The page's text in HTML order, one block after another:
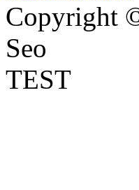
Copyright
Seo
TEST